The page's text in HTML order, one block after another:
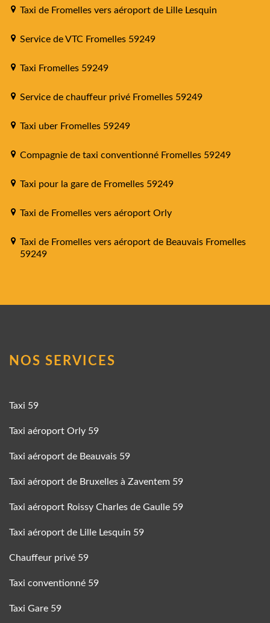
Taxi de Fromelles vers aéroport de Lille Lesquin
Service de VTC Fromelles 59249
Taxi Fromelles 59249
Service de chauffeur privé Fromelles 59249
Taxi uber Fromelles 59249
Compagnie de taxi conventionné Fromelles 59249
Taxi pour la gare de Fromelles 59249
Taxi de Fromelles vers aéroport Orly
Taxi de Fromelles vers aéroport de Beauvais Fromelles
59249
NOS SERVICES
Taxi 59
Taxi aéroport Orly 59
Taxi aéroport de Beauvais 59
Taxi aéroport de Bruxelles à Zaventem 59
Taxi aéroport Roissy Charles de Gaulle 59
Taxi aéroport de Lille Lesquin 59
Chauffeur privé 59
Taxi conventionné 59
Taxi Gare 59